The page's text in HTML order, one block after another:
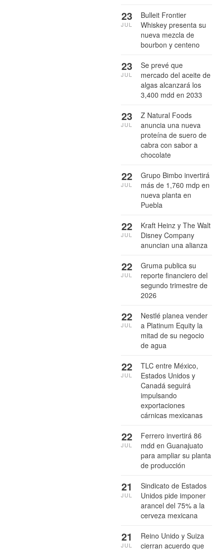
Bulleit Frontier
Whiskey presenta su
nueva mezcla de
bourbon y centeno
23
JUL
Se prevé que
mercado del aceite de
algas alcanzará los
3,400 mdd en 2033
23
JUL
Z Natural Foods
anuncia una nueva
proteína de suero de
cabra con sabor a
chocolate
23
JUL
Grupo Bimbo invertirá
más de 1,760 mdp en
nueva planta en
Puebla
22
JUL
Kraft Heinz y The Walt
Disney Company
anuncian una alianza
22
JUL
Gruma publica su
reporte financiero del
segundo trimestre de
2026
22
JUL
Nestlé planea vender
a Platinum Equity la
mitad de su negocio
de agua
22
JUL
TLC entre México,
Estados Unidos y
Canadá seguirá
impulsando
exportaciones
cárnicas mexicanas
22
JUL
Ferrero invertirá 86
mdd en Guanajuato
para ampliar su planta
de producción
22
JUL
Sindicato de Estados
Unidos pide imponer
arancel del 75% a la
cerveza mexicana
21
JUL
Reino Unido y Suiza
cierran acuerdo que
21
JUL